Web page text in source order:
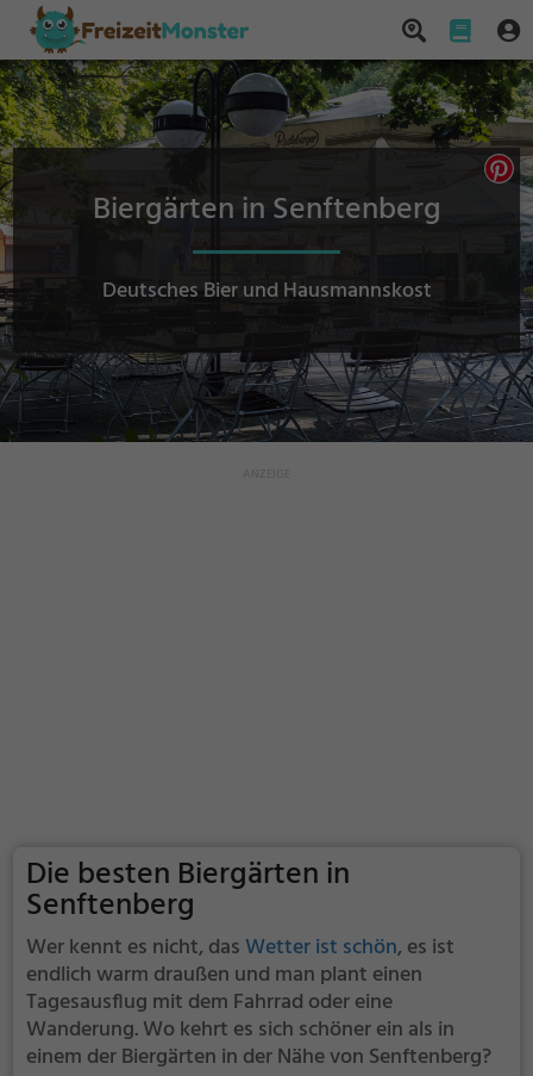
Biergärten in Senftenberg
Deutsches Bier und Hausmannskost
Die besten Biergärten in
Senftenberg
Wer kennt es nicht, dasWetter ist schön, es ist
endlich warm draußen und man plant einen
Tagesausflug mit dem Fahrrad oder eine
Wanderung. Wo kehrt es sich schöner ein als in
einem der Biergärten in der Nähe von Senftenberg?